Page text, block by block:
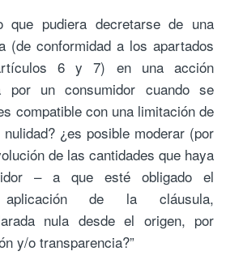
pudiera decretarse de una
(de conformidad a los apartados
6 y 7) en una acción
por un consumidor cuando se
compatible con una limitación de
¿es posible moderar (por
de las cantidades que haya
– a que esté obligado el
de la cláusula,
nula desde el origen, por
y/o transparencia?”